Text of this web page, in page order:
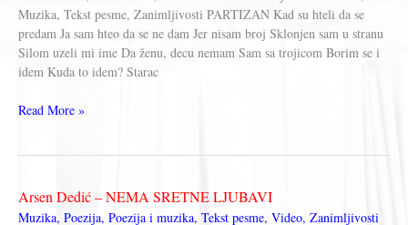
Muzika, Tekst pesme, Zanimljivosti PARTIZAN Kad su hteli da se
predam Ja sam hteo da se ne dam Jer nisam broj Sklonjen sam u stranu
Silom uzeli mi ime Da ženu, decu nemam Sam sa trojicom Borim se i
idem Kuda to idem? Starac
PARTIZAN
Rundek
Read More »
Arsen Dedić – NEMA SRETNE LJUBAVI
Muzika, Poezija, Poezija i muzika, Tekst pesme, Video, Zanimljivosti